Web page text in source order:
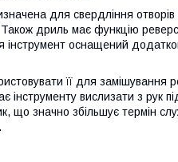
для свердління
дриль має функцію
інструмент оснащений
її для замішування
інструменту вислизати з рук
що значно збільшує термін